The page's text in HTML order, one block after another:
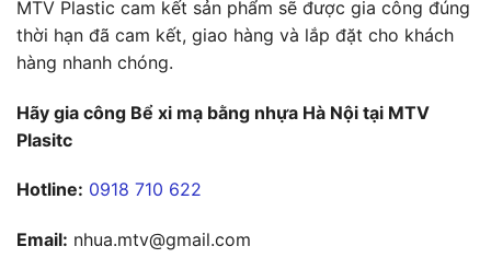
MTV Plastic cam kết sản phẩm sẽ được gia công đúng
thời hạn đã cam kết, giao hàng và lắp đặt cho khách
hàng nhanh chóng.
Hãy gia công Bể xi mạ bằng nhựa Hà Nội tại MTV
Plasitc
Hotline: 0918 710 622
Email: nhua.mtv@gmail.com